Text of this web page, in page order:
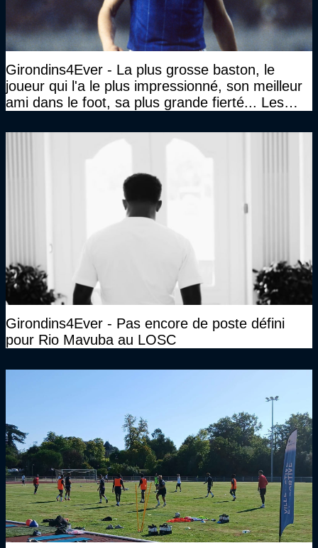
Girondins4Ever - La plus grosse baston, le
joueur qui l'a le plus impressionné, son meilleur
ami dans le foot, sa plus grande fierté... Les
Girondins4Ever - Pas encore de poste défini
pour Rio Mavuba au LOSC